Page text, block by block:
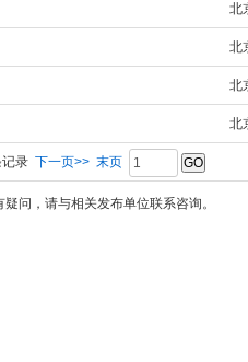
北
北
北
北
录 下一页>> 末页
问，请与相关发布单位联系咨询。